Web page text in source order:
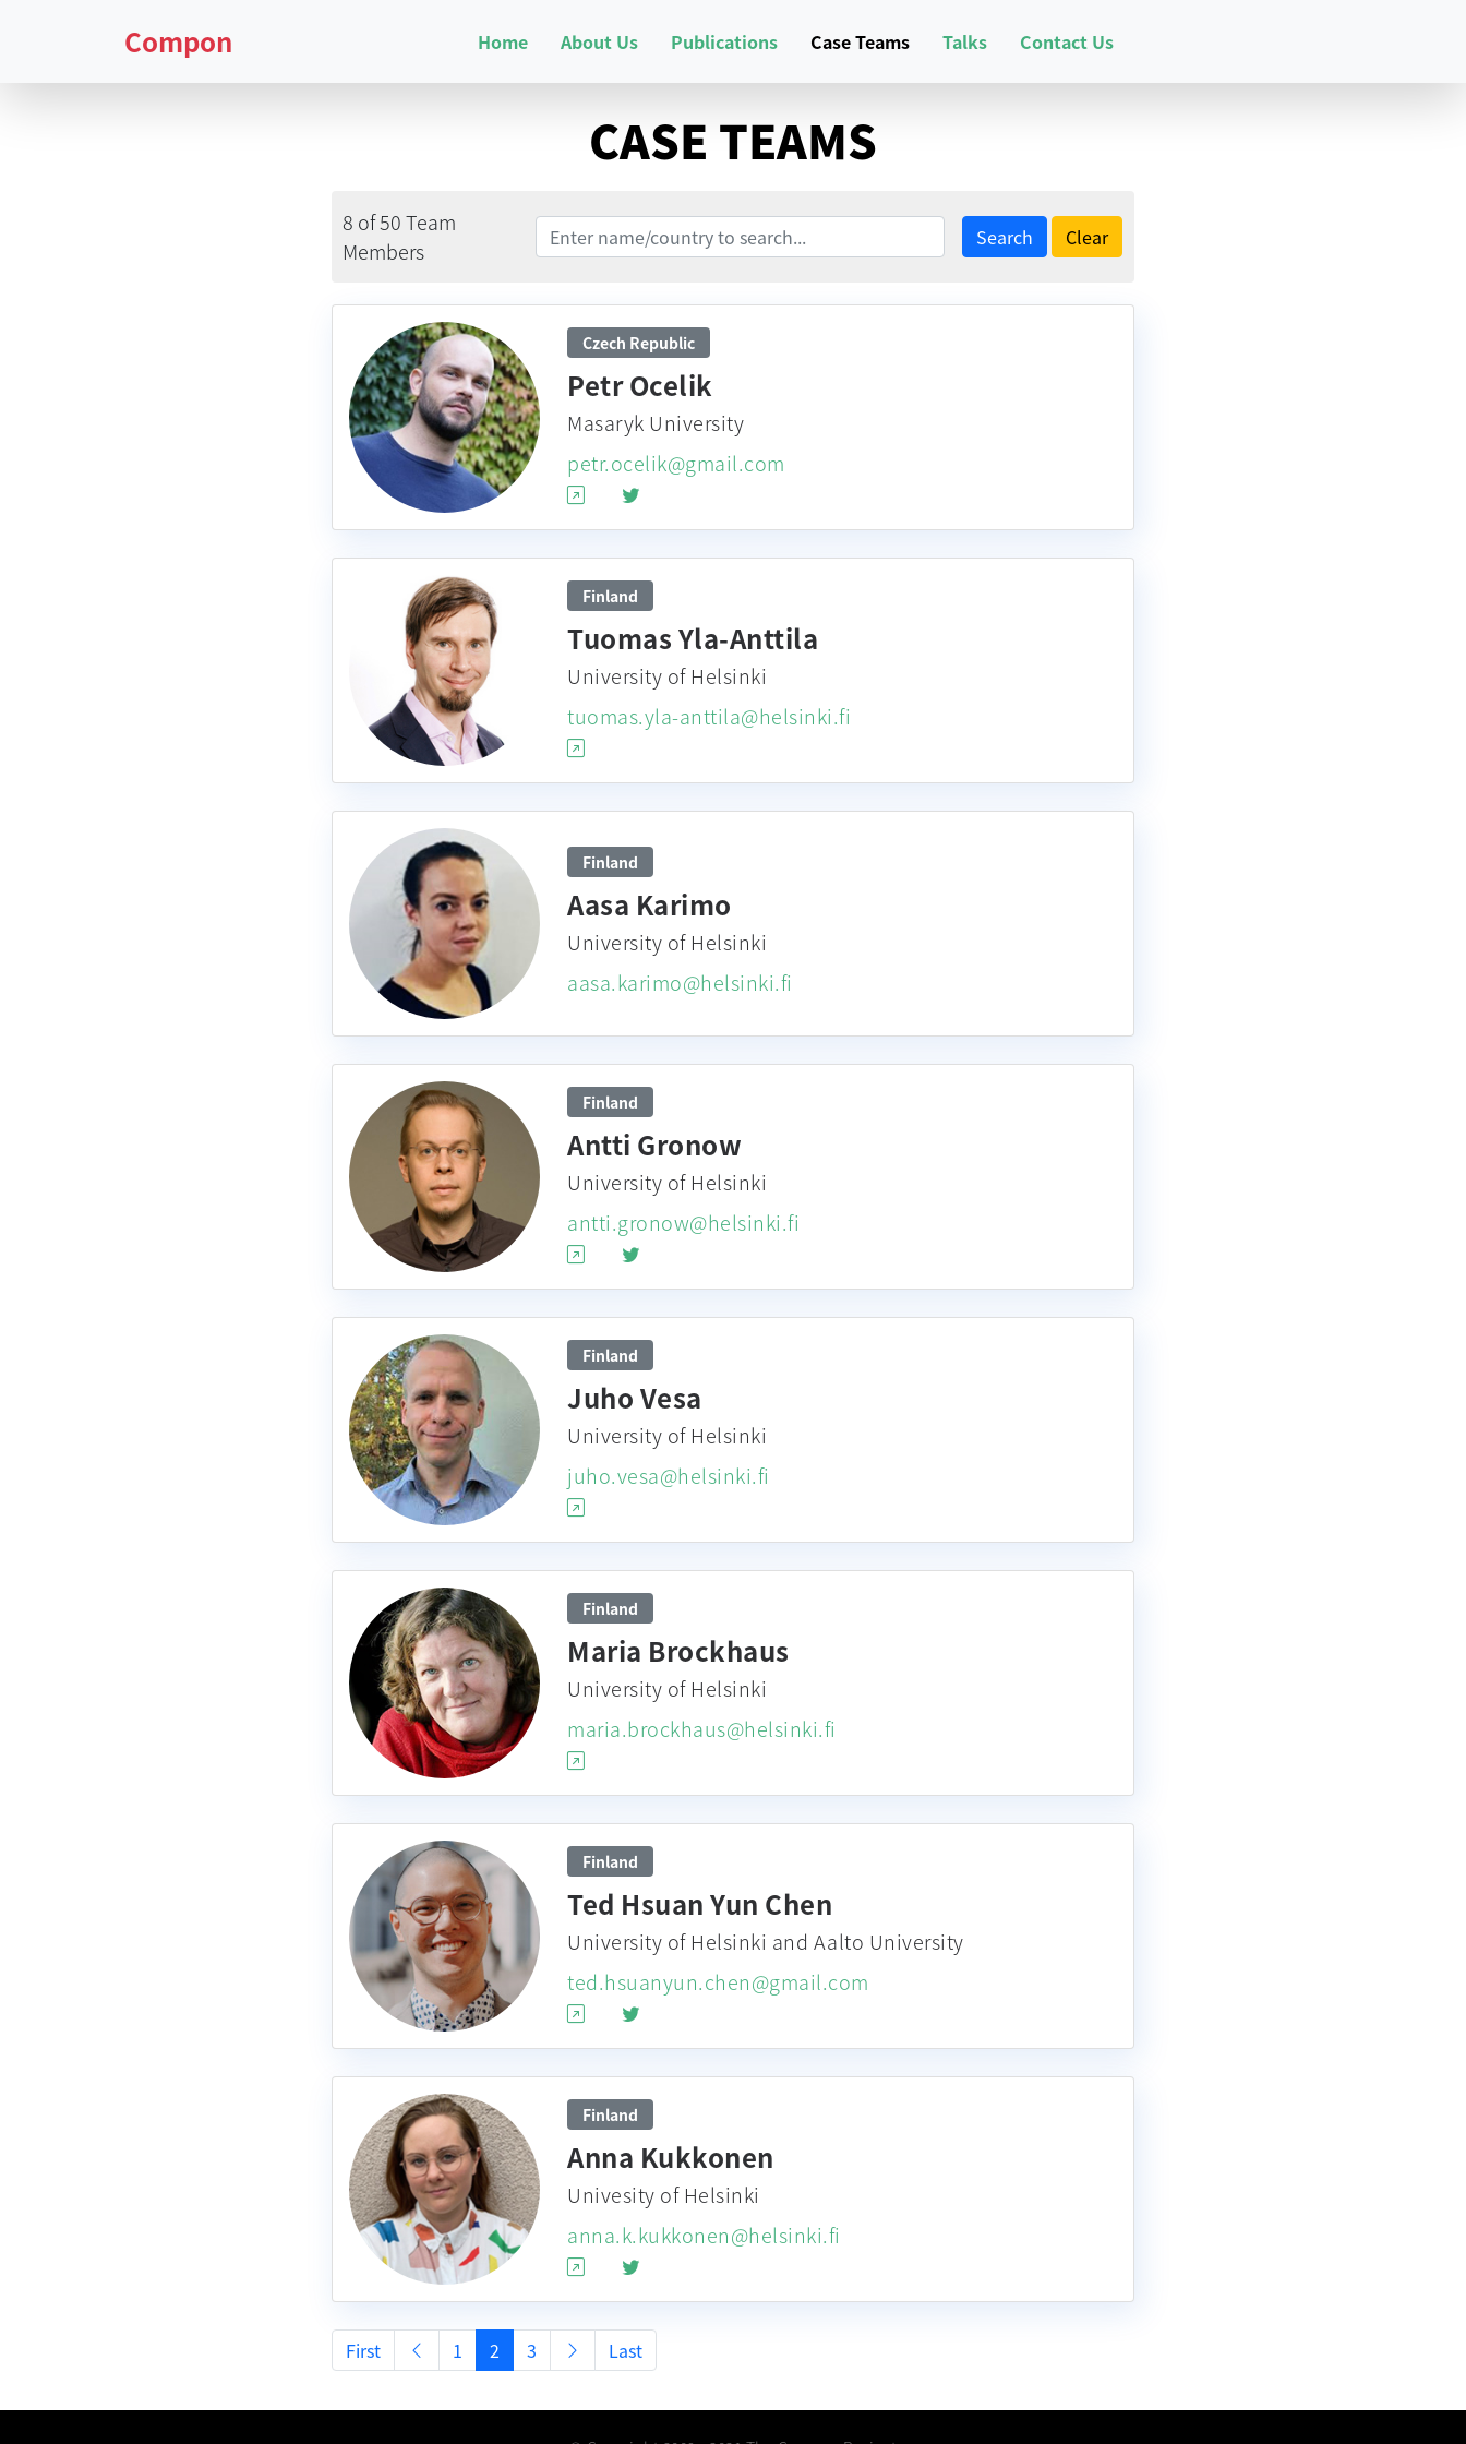
Compon Home About Us Publications Case Teams Talks Contact Us
CASE TEAMS
8 of 50 Team
Members
Search Search Clear
Czech Republic
Petr Ocelik
Masaryk University
petr.ocelik@gmail.com
Finland
Tuomas Yla-Anttila
University of Helsinki
tuomas.yla-anttila@helsinki.fi
Finland
Aasa Karimo
University of Helsinki
aasa.karimo@helsinki.fi
Finland
Antti Gronow
University of Helsinki
antti.gronow@helsinki.fi
Finland
Juho Vesa
University of Helsinki
juho.vesa@helsinki.fi
Finland
Maria Brockhaus
University of Helsinki
maria.brockhaus@helsinki.fi
Finland
Ted Hsuan Yun Chen
University of Helsinki and Aalto University
ted.hsuanyun.chen@gmail.com
Finland
Anna Kukkonen
Univesity of Helsinki
anna.k.kukkonen@helsinki.fi
First 1 2 3 Last